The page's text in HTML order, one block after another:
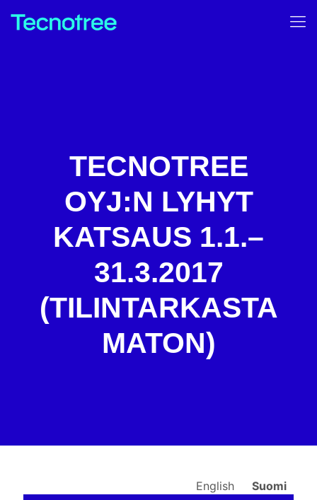
TECNOTREE
OYJ:N LYHYT
KATSAUS 1.1.–
31.3.2017
(TILINTARKASTA
MATON)
English
Suomi